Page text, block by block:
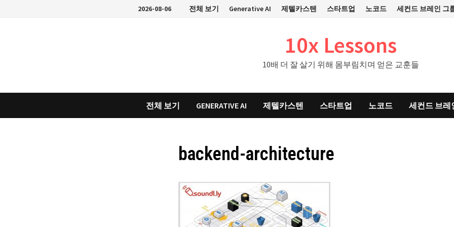
2026-08-06 전체 보기 Generative AI 제텔카스텐 스타트업 노코드 세컨드 브레인 그
10x Lessons
10배 더 잘 살기 위해 몸부림치며 얻은 교훈들
전체 보기 GENERATIVE AI 제텔카스텐 스타트업 노코드 세컨드 브레
backend-architecture